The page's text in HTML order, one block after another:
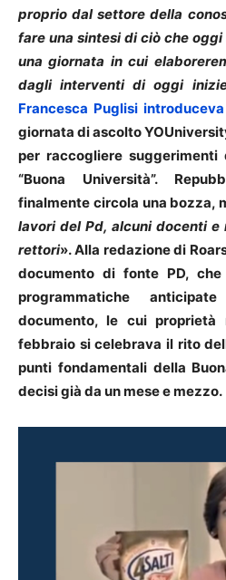
proprio dal settore della
fare una sintesi di ciò che
una giornata in cui
dagli interventi di oggi
Francesca Puglisi introduceva
giornata di ascolto
per raccogliere
“Buona Università”.
finalmente circola una bozza,
lavori del Pd, alcuni docenti
rettori». Alla redazione di
documento di fonte PD,
programmatiche
documento, le cui proprietà
febbraio si celebrava il rito
punti fondamentali della
decisi già da un mese e mezzo.